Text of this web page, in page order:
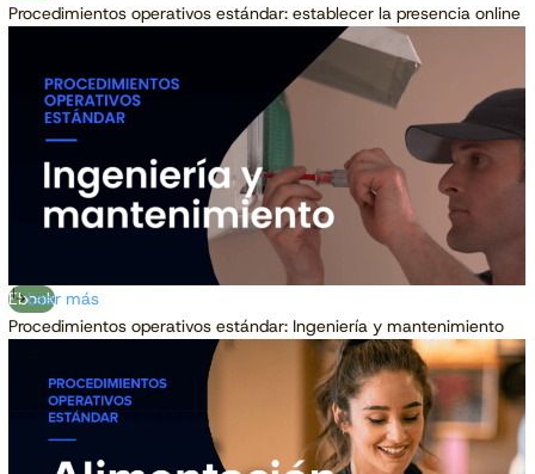
Procedimientos operativos estándar: establecer la presencia online
Ebook
Procedimientos operativos estándar: Ingeniería y mantenimiento
Leer más